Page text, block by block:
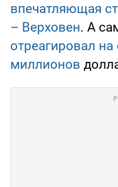
впечатляющая
– Верховен. А
отреагировал
миллионов